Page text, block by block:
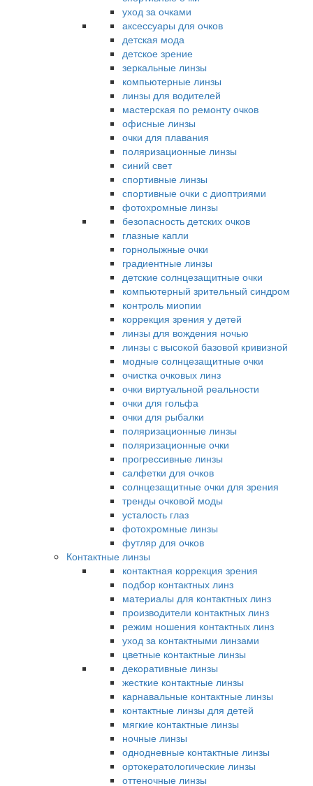
уход за очками
аксессуары для очков
детская мода
детское зрение
зеркальные линзы
компьютерные линзы
линзы для водителей
мастерская по ремонту очков
офисные линзы
очки для плавания
поляризационные линзы
синий свет
спортивные линзы
спортивные очки с диоптриями
фотохромные линзы
безопасность детских очков
глазные капли
горнолыжные очки
градиентные линзы
детские солнцезащитные очки
компьютерный зрительный синдром
контроль миопии
коррекция зрения у детей
линзы для вождения ночью
линзы с высокой базовой кривизной
модные солнцезащитные очки
очистка очковых линз
очки виртуальной реальности
очки для гольфа
очки для рыбалки
поляризационные линзы
поляризационные очки
прогрессивные линзы
салфетки для очков
солнцезащитные очки для зрения
тренды очковой моды
усталость глаз
фотохромные линзы
футляр для очков
Контактные линзы
контактная коррекция зрения
подбор контактных линз
материалы для контактных линз
производители контактных линз
режим ношения контактных линз
уход за контактными линзами
цветные контактные линзы
декоративные линзы
жесткие контактные линзы
карнавальные контактные линзы
контактные линзы для детей
мягкие контактные линзы
ночные линзы
однодневные контактные линзы
ортокератологические линзы
оттеночные линзы